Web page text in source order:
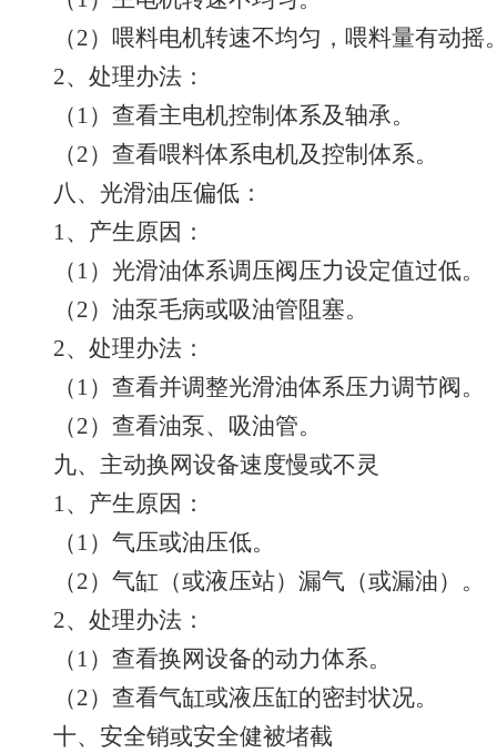
（2）喂料电机转速不均匀，喂料量有动摇
2、处理办法：
（1）查看主电机控制体系及轴承。
（2）查看喂料体系电机及控制体系。
八、光滑油压偏低：
1、产生原因：
（1）光滑油体系调压阀压力设定值过低。
（2）油泵毛病或吸油管阻塞。
2、处理办法：
（1）查看并调整光滑油体系压力调节阀。
（2）查看油泵、吸油管。
九、主动换网设备速度慢或不灵
1、产生原因：
（1）气压或油压低。
（2）气缸（或液压站）漏气（或漏油）。
2、处理办法：
（1）查看换网设备的动力体系。
（2）查看气缸或液压缸的密封状况。
十、安全销或安全健被堵截